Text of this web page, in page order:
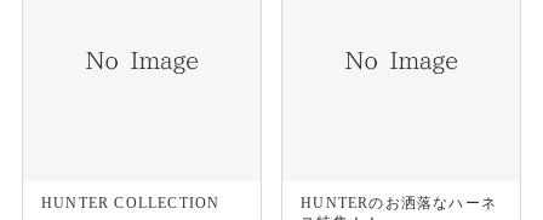
HUNTER COLLECTION
HUNTERのお洒落なハーネ